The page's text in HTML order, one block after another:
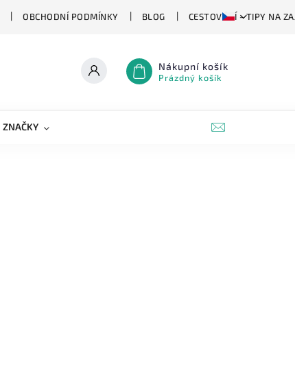
OBCHODNÍ PODMÍNKY BLOG CESTOVÁNÍ - TIPY NA
Nákupní košík
Prázdný košík
ZNAČKY